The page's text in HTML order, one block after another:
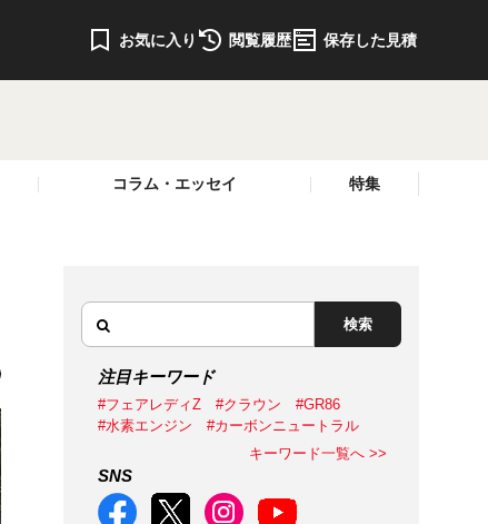
お気に入り 閲覧履歴 保存した見積
コラム・エッセイ 特集
検索
注目キーワード
#フェアレディZ #クラウン
#GR86
#水素エンジン
#カーボンニュートラル
キーワード一覧へ >>
SNS